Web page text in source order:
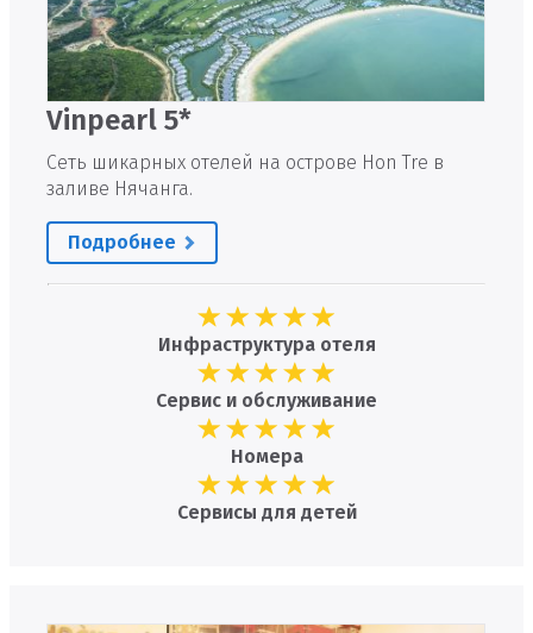
Vinpearl 5*
Сеть шикарных отелей на острове Hon Tre в
заливе Нячанга.
Подробнее
Инфраструктура отеля
Сервис и обслуживание
Номера
Сервисы для детей